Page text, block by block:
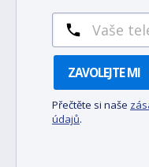
ZAVOLEJTE MI
Přečtěte si naše
údajů.